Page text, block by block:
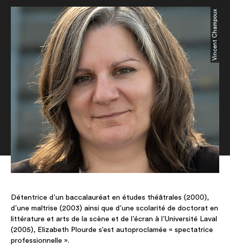
Vincent Champoux
Détentrice d’un baccalauréat en études théâtrales (2000),
d’une maîtrise (2003) ainsi que d’une scolarité de doctorat en
littérature et arts de la scène et de l’écran à l’Université Laval
(2005), Elizabeth Plourde s’est autoproclamée « spectatrice
professionnelle ».